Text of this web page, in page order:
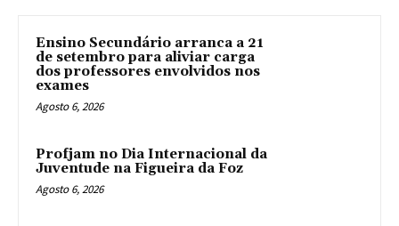
Ensino Secundário arranca a 21
de setembro para aliviar carga
dos professores envolvidos nos
exames
Agosto 6, 2026
Profjam no Dia Internacional da
Juventude na Figueira da Foz
Agosto 6, 2026